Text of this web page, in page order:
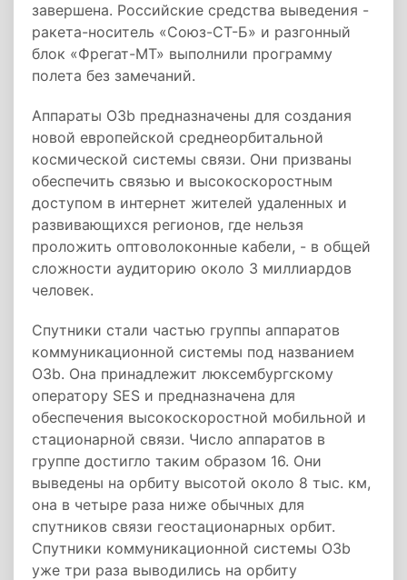
завершена. Российские средства выведения -
ракета-носитель «Союз-СТ-Б» и разгонный
блок «Фрегат-МТ» выполнили программу
полета без замечаний.
Аппараты O3b предназначены для создания
новой европейской среднеорбитальной
космической системы связи. Они призваны
обеспечить связью и высокоскоростным
доступом в интернет жителей удаленных и
развивающихся регионов, где нельзя
проложить оптоволоконные кабели, - в общей
сложности аудиторию около 3 миллиардов
человек.
Спутники стали частью группы аппаратов
коммуникационной системы под названием
O3b. Она принадлежит люксембургскому
оператору SES и предназначена для
обеспечения высокоскоростной мобильной и
стационарной связи. Число аппаратов в
группе достигло таким образом 16. Они
выведены на орбиту высотой около 8 тыс. км,
она в четыре раза ниже обычных для
спутников связи геостационарных орбит.
Спутники коммуникационной системы O3b
уже три раза выводились на орбиту